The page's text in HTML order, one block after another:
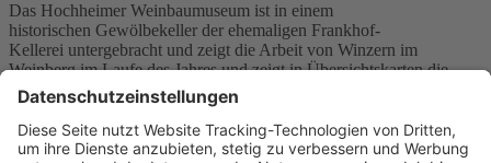
Das Hochheimer Weinbaumuseum ist in einem
historischen Gewölbekeller der ehemaligen Frankhof-
Kellerei untergebracht und zeigt die Arbeit von Winzern im
Weinberg im Laufe des Jahres und zeigt in Übersichtskarten die
Hochheimer Lagen. Bestandteile der Böden, wie Löss oder
Tonmergel, werden in Glasgefäßen präsentiert. Es werden
Arbeitsgeräte der traditionellen Handarbeit wie auch neuere
Werkzeuge für die Bearbeitung des Bodens, die Rebveredelung, das